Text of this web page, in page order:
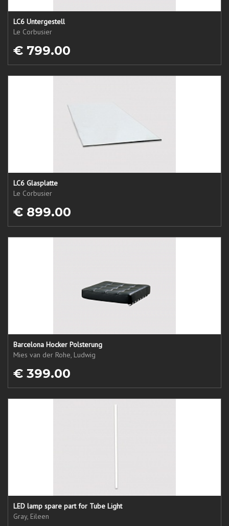
LC6 Untergestell
Le Corbusier
€ 799.00
LC6 Glasplatte
Le Corbusier
€ 899.00
Barcelona Hocker Polsterung
Mies van der Rohe, Ludwig
€ 399.00
LED lamp spare part for Tube Light
Gray, Eileen